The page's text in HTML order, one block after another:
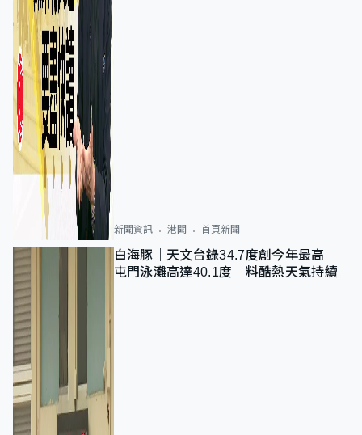
新聞資訊 港聞 首頁新聞
白海豚｜天文台錄34.7度創今年最高
屯門泳灘高達40.1度 料酷熱天氣持續